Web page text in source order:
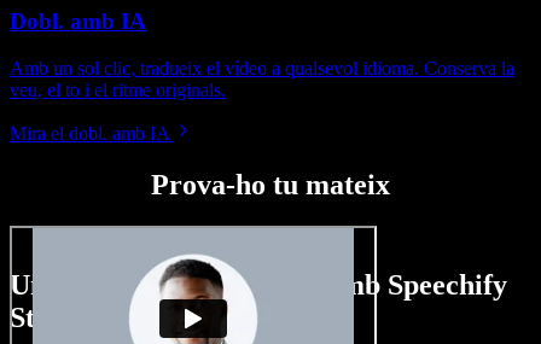
Dobl. amb IA
Amb un sol clic, tradueix el vídeo a qualsevol idioma. Conserva la
veu, el to i el ritme originals.
Mira el dobl. amb IA
Prova-ho tu mateix
Un tastet del que pots fer amb Speechify
Studio.